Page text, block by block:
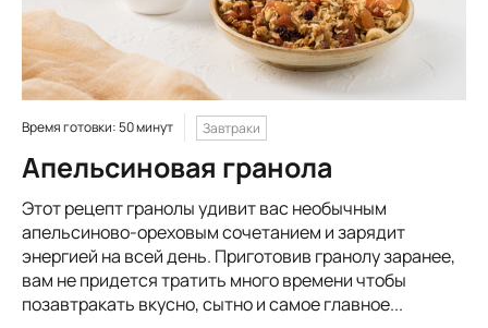
Время готовки: 50 минут Завтраки
Апельсиновая гранола
Этот рецепт гранолы удивит вас необычным
апельсиново-ореховым сочетанием и зарядит
энергией на всей день. Приготовив гранолу заранее,
вам не придется тратить много времени чтобы
позавтракать вкусно, сытно и самое главное...